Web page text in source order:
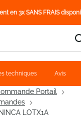
en 3x SANS FRAIS
Portail
LOTX1A
techniques Avis